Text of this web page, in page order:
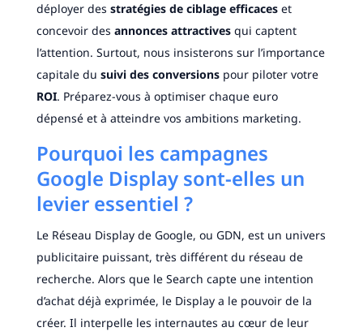
déployer des stratégies de ciblage efficaceset
concevoir des annonces attractivesqui captent
l’attention. Surtout, nous insisterons sur l’importance
capitale du suivi des conversionspour piloter votre
ROI. Préparez-vous à optimiser chaque euro
dépensé et à atteindre vos ambitions marketing.
Pourquoi les campagnes
Google Display sont-elles un
levier essentiel ?
Le Réseau Display de Google, ou GDN, est un univers
publicitaire puissant, très différent du réseau de
recherche. Alors que le Search capte une intention
d’achat déjà exprimée, le Display a le pouvoir de la
créer. Il interpelle les internautes au cœur de leur